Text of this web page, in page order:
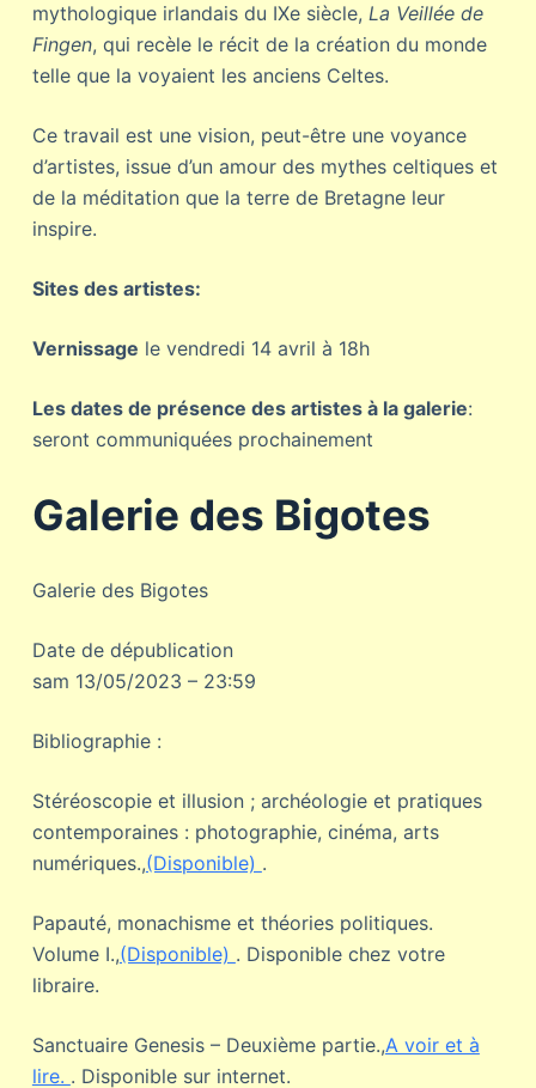
mythologique irlandais du IXe siècle, La Veillée de
Fingen, qui recèle le récit de la création du monde
telle que la voyaient les anciens Celtes.
Ce travail est une vision, peut-être une voyance
d’artistes, issue d’un amour des mythes celtiques et
de la méditation que la terre de Bretagne leur
inspire.
Sites des artistes:
Vernissage le vendredi 14 avril à 18h
Les dates de présence des artistes à la galerie:
seront communiquées prochainement
Galerie des Bigotes
Galerie des Bigotes
Date de dépublication
sam 13/05/2023 – 23:59
Bibliographie :
Stéréoscopie et illusion ; archéologie et pratiques
contemporaines : photographie, cinéma, arts
numériques.,(Disponible) .
Papauté, monachisme et théories politiques.
Volume I.,(Disponible) . Disponible chez votre
libraire.
Sanctuaire Genesis – Deuxième partie.,A voir et à
lire. . Disponible sur internet.